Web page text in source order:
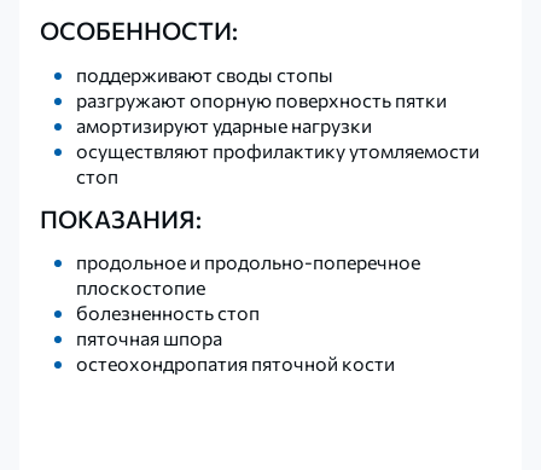
ОСОБЕННОСТИ:
поддерживают своды стопы
разгружают опорную поверхность пятки
амортизируют ударные нагрузки
осуществляют профилактику утомляемости
стоп
ПОКАЗАНИЯ:
продольное и продольно-поперечное
плоскостопие
болезненность стоп
пяточная шпора
остеохондропатия пяточной кости